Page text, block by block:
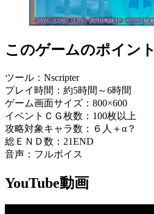
このゲームのポイント
ツール：Nscripter
プレイ時間：約5時間～6時間
ゲーム画面サイズ：800×600
イベントＣＧ枚数：100枚以上
攻略対象キャラ数：６人＋α？
総ＥＮＤ数：21END
音声：フルボイス
YouTube動画